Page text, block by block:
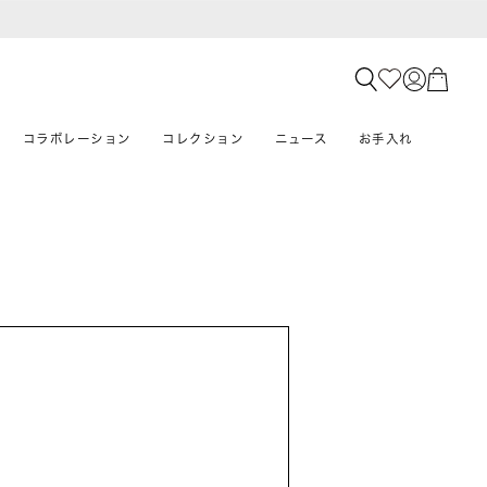
コラボレーション コレクション ニュース お手入れ